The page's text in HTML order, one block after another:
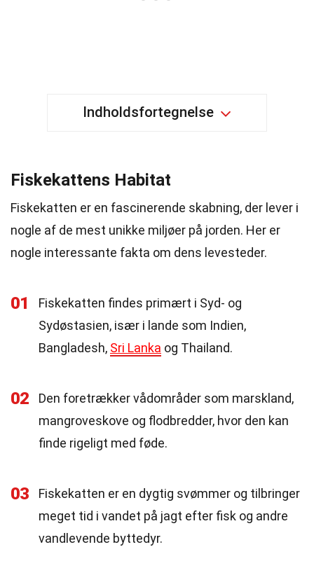
Indholdsfortegnelse
Fiskekattens Habitat
Fiskekatten er en fascinerende skabning, der lever i
nogle af de mest unikke miljøer på jorden. Her er
nogle interessante fakta om dens levesteder.
01
Fiskekatten findes primært i Syd- og
Sydøstasien, især i lande som Indien,
Bangladesh, Sri Lanka og Thailand.
02
Den foretrækker vådområder som marskland,
mangroveskove og flodbredder, hvor den kan
finde rigeligt med føde.
03
Fiskekatten er en dygtig svømmer og tilbringer
meget tid i vandet på jagt efter fisk og andre
vandlevende byttedyr.